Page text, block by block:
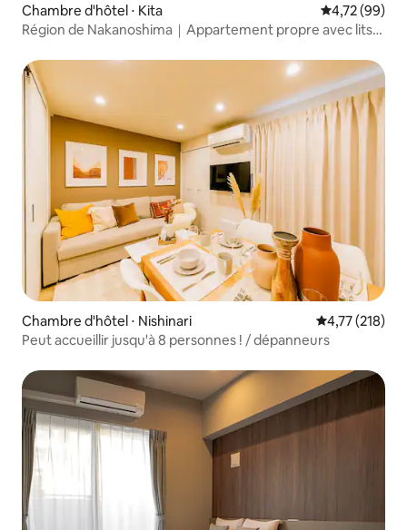
Chambre d'hôtel ⋅ Kita Évaluation
4,72 (99)
Région de Nakanoshima｜Appartement propre avec lits
Chambre d'hôtel ⋅ Nishinari Évaluation
4,77 (218)
Peut accueillir jusqu'à 8 personnes ! / dépanneurs